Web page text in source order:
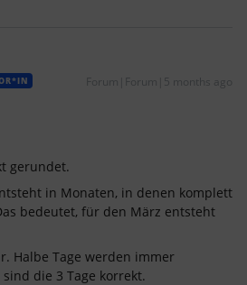
Forum|Forum|5 months ago
gerundet.
in Monaten, in denen komplett
bedeutet, für den März entsteht
Halbe Tage werden immer
die 3 Tage korrekt.